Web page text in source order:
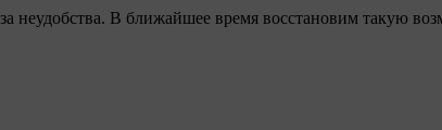
неудобства. В ближайшее время восстановим такую